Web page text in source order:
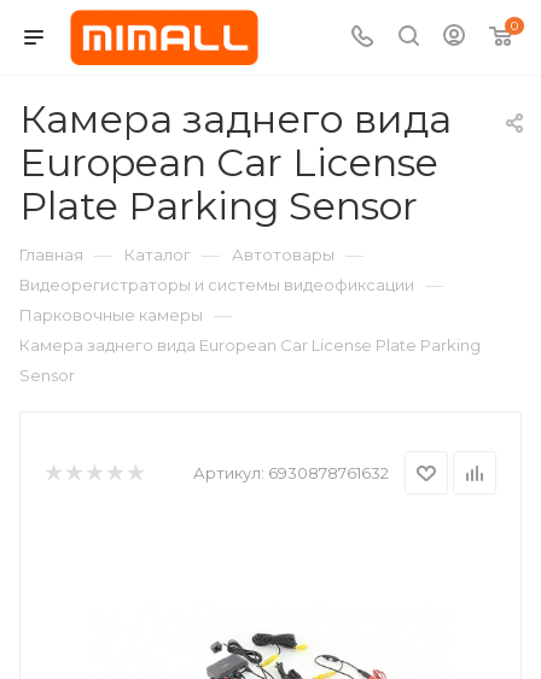
0
Камера заднего вида
European Car License
Plate Parking Sensor
Главная — Каталог — Автотовары —
Видеорегистраторы и системы видеофиксации —
Парковочные камеры —
Камера заднего вида European Car License Plate Parking
Sensor
Артикул: 6930878761632